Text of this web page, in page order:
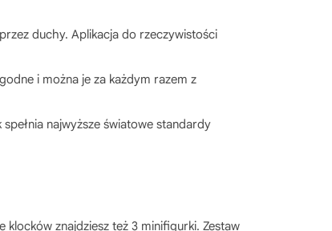
duchy. Aplikacja do rzeczywistości
i można je za każdym razem z
najwyższe światowe standardy
klocków znajdziesz też 3 minifigurki. Zestaw